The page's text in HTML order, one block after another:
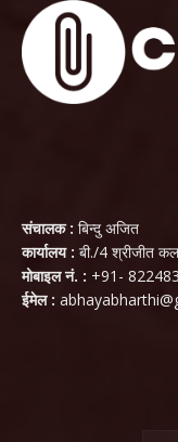
संचालक : बिन्दु अजित
कार्यालय : बी./4 श्रीजीत
मोबाइल नं. : +91-
ईमेल :